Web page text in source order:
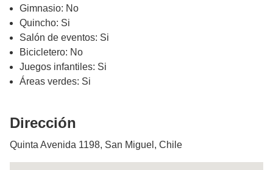
Gimnasio: No
Quincho: Si
Salón de eventos: Si
Bicicletero: No
Juegos infantiles: Si
Áreas verdes: Si
Dirección
Quinta Avenida 1198, San Miguel, Chile